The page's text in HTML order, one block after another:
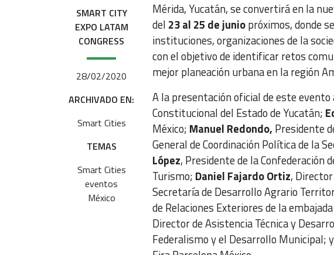
SMART CITY
EXPO LATAM
CONGRESS
28/02/2020
ARCHIVADO EN:
Smart Cities
TEMAS
Smart Cities
eventos
México
Mérida, Yucatán, se convertirá en la
del 23 al 25 de juniopróximos, donde
instituciones, organizaciones de la
con el objetivo de identificar retos
mejor planeación urbana en la región
A la presentación oficial de este
Constitucional del Estado de Yucatán;
México; Manuel Redondo, Presidente
General de Coordinación Política de la
López, Presidente de la Confederación
Turismo; Daniel Fajardo Ortiz,
Secretaría de Desarrollo Agrario
de Relaciones Exteriores de la
Director de Asistencia Técnica y
Federalismo y el Desarrollo Municipal; y